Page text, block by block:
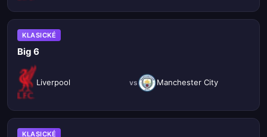
KLASICKÉ
Big 6
Liverpool vs Manchester City
KLASICKÉ